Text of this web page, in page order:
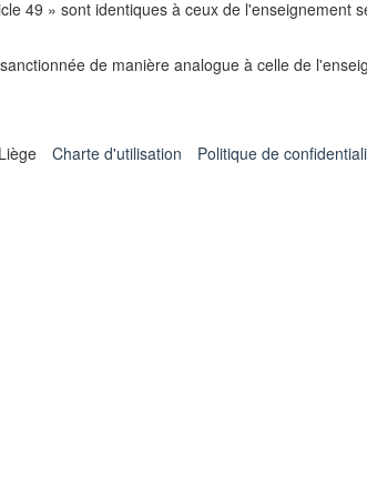
49 » sont identiques à ceux de l'enseignement
de manière analogue à celle de
Charte d'utilisation Politique de